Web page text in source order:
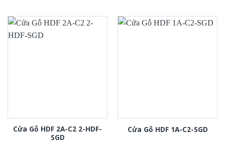
Cửa Gỗ HDF 2A-C2 2-HDF-
SGD
Cửa Gỗ HDF 1A-C2-SGD